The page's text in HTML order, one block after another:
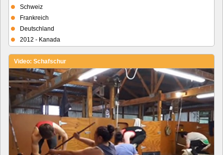
Schweiz
Frankreich
Deutschland
2012 - Kanada
Video: Schafschur